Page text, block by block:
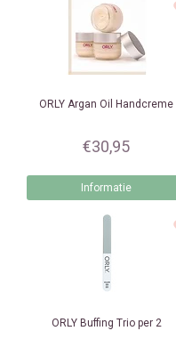
ORLY Argan Oil Handcreme
€30,95
Informatie
ORLYBuffing Trio per 2